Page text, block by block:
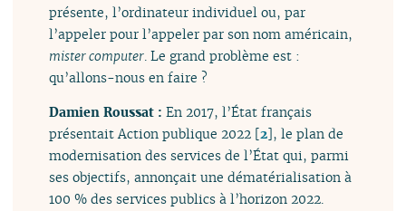
présente, l’ordinateur individuel ou, par
l’appeler pour l’appeler par son nom américain,
mister computer . Le grand problème est :
qu’allons-nous en faire ?
Damien Roussat :En 2017, l’État français
présentait Action publique 2022 [2], le plan de
modernisation des services de l’État qui, parmi
ses objectifs, annonçait une dématérialisation à
100 % des services publics à l’horizon 2022.